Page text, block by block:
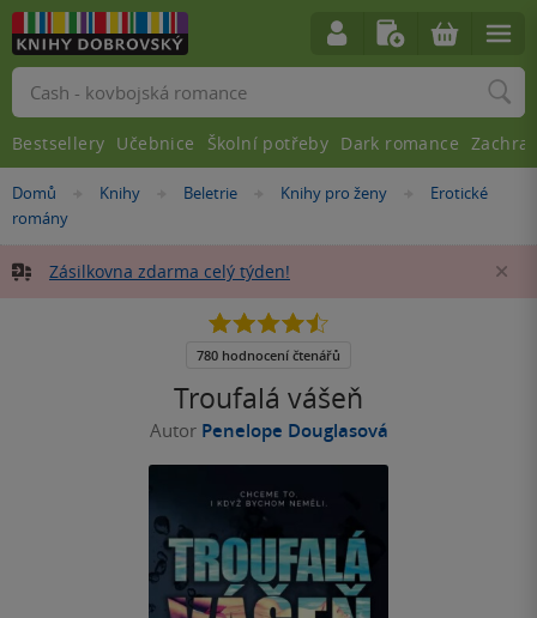
Nacházíte
se
Domů »
Knihy »
Beletrie »
Knihy pro ženy »
Erotické
romány
Zásilkovna zdarma celý týden!
Troufalá vášeň
Autor Penelope Douglasová
4.5
5
780 hodnocení čtenářů
Vyhledávání
Bestsellery Učebnice Školní potřeby Dark romance